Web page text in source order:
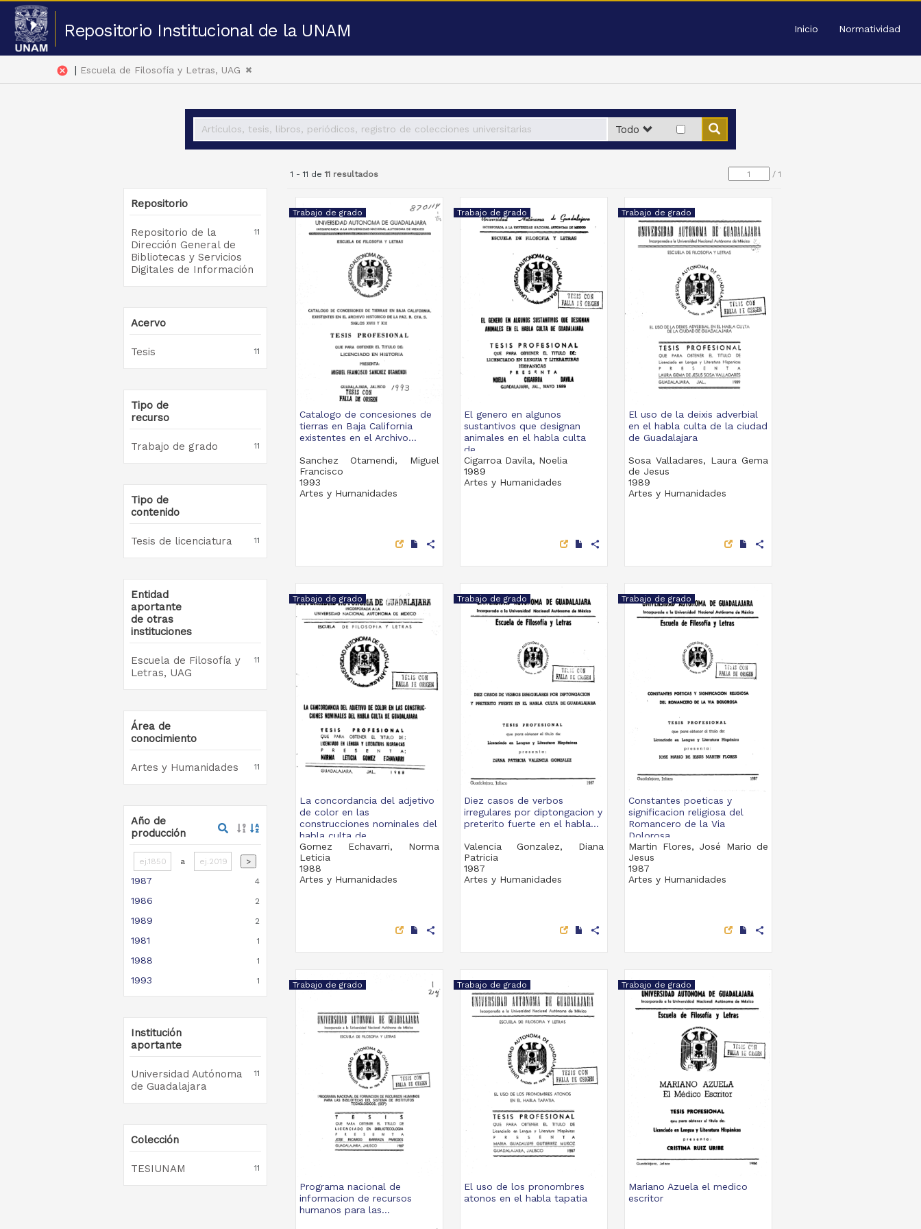
Repositorio Institucional de la UNAM Inicio Normatividad
Todo
cancel | Escuela de Filosofía y Letras, UAG
Repositorio
Repositorio de la
Dirección General de
Bibliotecas y Servicios
Digitales de Información
11
Acervo
Tesis 11
Tipo de
recurso
Trabajo de grado 11
Tipo de
contenido
Tesis de licenciatura 11
Entidad
aportante
de otras
instituciones
Escuela de Filosofía y
Letras, UAG
11
Área de
conocimiento
Artes y Humanidades 11
Año de
producción
a >
1987 4
1986 2
1989 2
1981 1
1988 1
1993 1
Institución
aportante
Universidad Autónoma
de Guadalajara
11
Colección
TESIUNAM 11
1 - 11 de11 resultados / 1
Trabajo de grado
Catalogo de concesiones de
tierras en Baja California
existentes en el Archivo...
Sanchez Otamendi, Miguel
Francisco
1993
Artes y Humanidades
share
Trabajo de grado
El genero en algunos
sustantivos que designan
animales en el habla culta
de...
Cigarroa Davila, Noelia
1989
Artes y Humanidades
share
Trabajo de grado
El uso de la deixis adverbial
en el habla culta de la ciudad
de Guadalajara
Sosa Valladares, Laura Gema
de Jesus
1989
Artes y Humanidades
share
Trabajo de grado
La concordancia del adjetivo
de color en las
construcciones nominales del
habla culta de...
Gomez Echavarri, Norma
Leticia
1988
Artes y Humanidades
share
Trabajo de grado
Diez casos de verbos
irregulares por diptongacion y
preterito fuerte en el habla...
Valencia Gonzalez, Diana
Patricia
1987
Artes y Humanidades
share
Trabajo de grado
Constantes poeticas y
significacion religiosa del
Romancero de la Via
Dolorosa
Martin Flores, José Mario de
Jesus
1987
Artes y Humanidades
share
Trabajo de grado
Programa nacional de
informacion de recursos
humanos para las...
Trabajo de grado
El uso de los pronombres
atonos en el habla tapatia
Trabajo de grado
Mariano Azuela el medico
escritor